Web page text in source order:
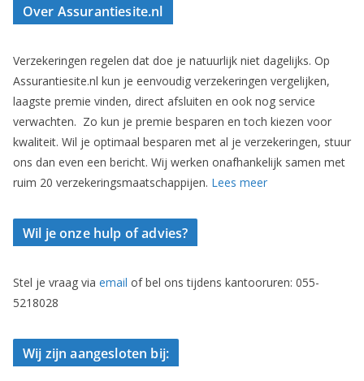
Over Assurantiesite.nl
Verzekeringen regelen dat doe je natuurlijk niet dagelijks. Op
Assurantiesite.nl kun je eenvoudig verzekeringen vergelijken,
laagste premie vinden, direct afsluiten en ook nog service
verwachten. Zo kun je premie besparen en toch kiezen voor
kwaliteit. Wil je optimaal besparen met al je verzekeringen, stuur
ons dan even een bericht. Wij werken onafhankelijk samen met
ruim 20 verzekeringsmaatschappijen. Lees meer
Wil je onze hulp of advies?
Stel je vraag via email of bel ons tijdens kantooruren: 055-
5218028
Wij zijn aangesloten bij: